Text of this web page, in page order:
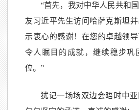
“首先，我对中华人民共和
友习近平先生访问哈萨克斯坦
示衷心的感谢！在您的卓越领
令人瞩目的成就，继续稳步巩
位。”
犹记一场场双边会晤时中